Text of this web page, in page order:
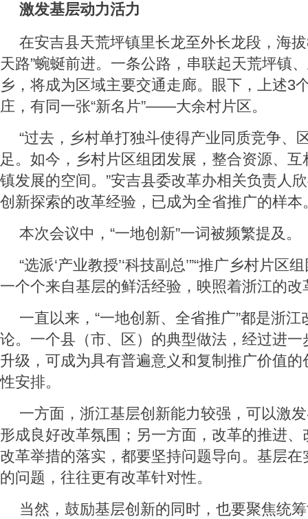
激发基层动力活力
在安吉县天荒坪镇里长龙至外长龙段，海
天路”蜿蜒前进。一条公路，串联起天荒坪镇
乡，将成为区域主要交通走廊。眼下，上述3
庄，有同一张“新名片”——大余村片区。
“过去，乡村单打独斗使得产业同质竞争、
足。如今，乡村片区组团发展，整合资源、
镇发展的空间。”安吉县委改革办相关负责人
创新探索的改革经验，已成为全省推广的样本
本次会议中，“一地创新”一词被频繁提及。
“选派‘产业教授’‘科技副总’”“推广乡村片
一个个来自基层的鲜活经验，映照着浙江的改
一直以来，“一地创新、全省推广”都是浙
论。一个县（市、区）的典型做法，经过进
升级，可成为具有普遍意义和复制推广价值
性安排。
一方面，浙江基层创新能力较强，可以激
形成良好改革氛围；另一方面，改革的推进
改革举措的落实，都要坚持问题导向。基层
的问题，往往更有改革针对性。
当然，鼓励基层创新的同时，也要聚焦统